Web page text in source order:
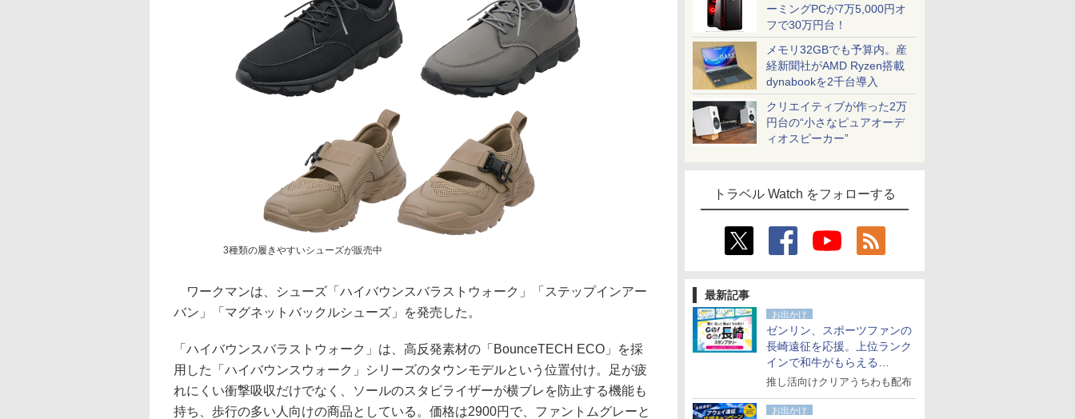
ーミングPCが7万5,000円オ
フで30万円台！
メモリ32GBでも予算内。産
経新聞社がAMD Ryzen搭載
dynabookを2千台導入
クリエイティブが作った2万
円台の“小さなピュアオーデ
ィオスピーカー”
トラベル Watch をフォローする
最新記事
お出かけ
ゼンリン、スポーツファンの
長崎遠征を応援。上位ランク
インで和牛がもらえる
「GO！GO！長崎スタンプラ
推し活向けクリアうちわも配布
お出かけ
3種類の履きやすいシューズが販売中
ワークマンは、シューズ「ハイバウンスバラストウォーク」「ステップインアー
バン」「マグネットバックルシューズ」を発売した。
「ハイバウンスバラストウォーク」は、高反発素材の「BounceTECH ECO」を採
用した「ハイバウンスウォーク」シリーズのタウンモデルという位置付け。足が疲
れにくい衝撃吸収だけでなく、ソールのスタビライザーが横ブレを防止する機能も
持ち、歩行の多い人向けの商品としている。価格は2900円で、ファントムグレーと